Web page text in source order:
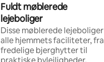
Fuldt møblerede
lejeboliger
Disse møblerede lejeboliger
alle hjemmets faciliteter, fra
fredelige bjerghytter til